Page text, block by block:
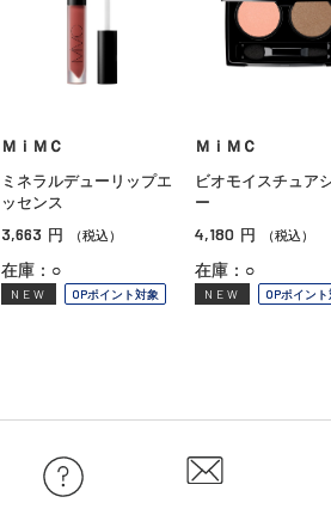
ＭｉＭＣ
ミネラルデューリップエ
ッセンス
3,663 円 （税込）
在庫：○
NEW OPポイント対象
ＭｉＭＣ
ビオモイスチュア
ー
4,180 円 （税込）
在庫：○
NEW OPポイン